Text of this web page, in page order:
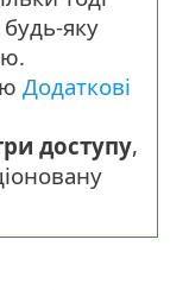
яку
Додаткові
доступу,